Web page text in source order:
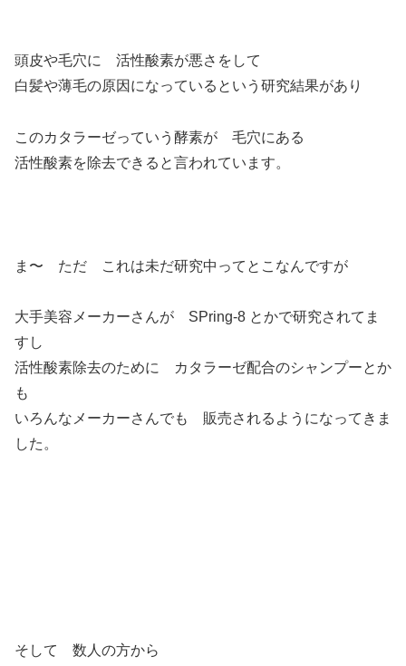
頭皮や毛穴に 活性酸素が悪さをして
白髪や薄毛の原因になっているという研究結果があり
このカタラーゼっていう酵素が 毛穴にある
活性酸素を除去できると言われています。
ま〜 ただ これは未だ研究中ってとこなんですが
大手美容メーカーさんが SPring-8 とかで研究されてま
すし
活性酸素除去のために カタラーゼ配合のシャンプーとか
も
いろんなメーカーさんでも 販売されるようになってきま
した。
そして 数人の方から